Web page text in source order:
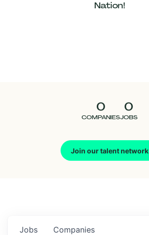
Nation!
0
COMPANIES
0
JOBS
Join our talent network
Jobs Companies